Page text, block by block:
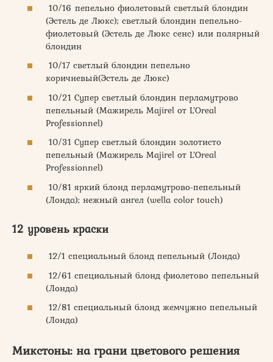
10/16 пепельно фиолетовый светлый блондин
(Эстель де Люкс); светлый блондин пепельно-
фиолетовый (Эстель де Люкс сенс) или полярный
блондин
10/17 светлый блондин пепельно
коричневый(Эстель де Люкс)
10/21 Супер светлый блондин перламутрово
пепельный (Мажирель Majirel от L’Oreal
Professionnel)
10/31 Супер светлый блондин золотисто
пепельный (Мажирель Majirel от L’Oreal
Professionnel)
10/81 яркий блонд перламутрово-пепельный
(Лонда); нежный ангел (wella color touch)
12 уровень краски
12/1 специальный блонд пепельный (Лонда)
12/61 специальный блонд фиолетово пепельный
(Лонда)
12/81 специальный блонд жемчужно пепельный
(Лонда)
Микстоны: на грани цветового решения